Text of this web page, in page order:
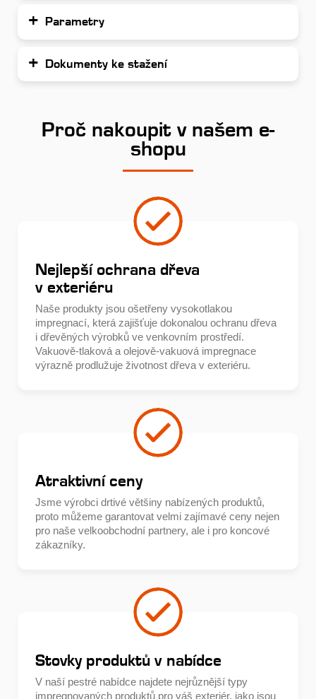
Parametry
Dokumenty ke stažení
Proč nakoupit v našem e-
shopu
Nejlepší ochrana dřeva
v exteriéru
Naše produkty jsou ošetřeny vysokotlakou
impregnací, která zajišťuje dokonalou ochranu dřeva
i dřevěných výrobků ve venkovním prostředí.
Vakuově-tlaková a olejově-vakuová impregnace
výrazně prodlužuje životnost dřeva v exteriéru.
Atraktivní ceny
Jsme výrobci drtivé většiny nabízených produktů,
proto můžeme garantovat velmi zajímavé ceny nejen
pro naše velkoobchodní partnery, ale i pro koncové
zákazníky.
Stovky produktů v nabídce
V naší pestré nabídce najdete nejrůznější typy
impregnovaných produktů pro váš exteriér, jako jsou